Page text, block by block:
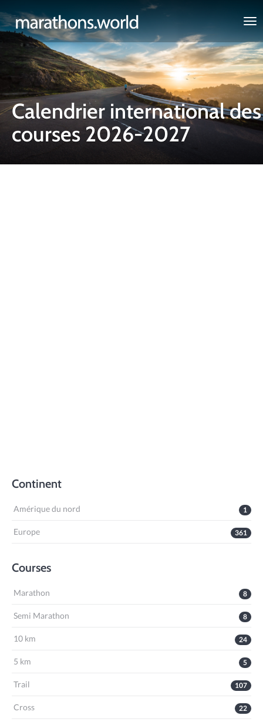
marathons.world
Calendrier international des
courses 2026-2027
Continent
1
Amérique du nord
361
Europe
Courses
8
Marathon
8
Semi Marathon
24
10 km
5
5 km
107
Trail
22
Cross